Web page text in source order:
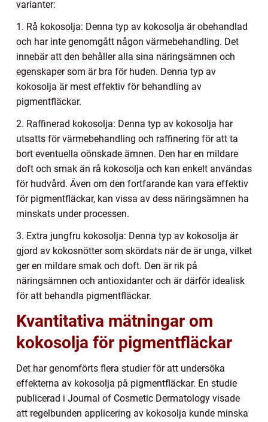
varianter:
1. Rå kokosolja: Denna typ av kokosolja är obehandlad
och har inte genomgått någon värmebehandling. Det
innebär att den behåller alla sina näringsämnen och
egenskaper som är bra för huden. Denna typ av
kokosolja är mest effektiv för behandling av
pigmentfläckar.
2. Raffinerad kokosolja: Denna typ av kokosolja har
utsatts för värmebehandling och raffinering för att ta
bort eventuella oönskade ämnen. Den har en mildare
doft och smak än rå kokosolja och kan enkelt användas
för hudvård. Även om den fortfarande kan vara effektiv
för pigmentfläckar, kan vissa av dess näringsämnen ha
minskats under processen.
3. Extra jungfru kokosolja: Denna typ av kokosolja är
gjord av kokosnötter som skördats när de är unga, vilket
ger en mildare smak och doft. Den är rik på
näringsämnen och antioxidanter och är därför idealisk
för att behandla pigmentfläckar.
Kvantitativa mätningar om
kokosolja för pigmentfläckar
Det har genomförts flera studier för att undersöka
effekterna av kokosolja på pigmentfläckar. En studie
publicerad i Journal of Cosmetic Dermatology visade
att regelbunden applicering av kokosolja kunde minska